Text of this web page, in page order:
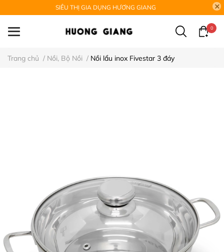
SIÊU THỊ GIA DỤNG HƯƠNG GIANG
0
Trang chủ / Nồi, Bộ Nồi / Nồi lẩu inox Fivestar 3 đáy